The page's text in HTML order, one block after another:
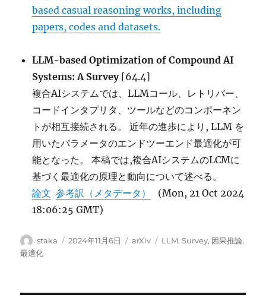
based casual reasoning works, including
papers, codes and datasets.
LLM-based Optimization of Compound AI
Systems: A Survey [64.4]
複合AIシステムでは、LLMコール、レトリバー、
コードインタプリタ、ツールなどのコンポーネン
トが相互接続される。 近年の進歩により, LLM を
用いたパラメータのエンドツーエンド最適化が可
能となった。 本稿では,複合AIシステムのLCMに
基づく最適化の原理と動向について述べる。
論文 参考訳（メタデータ）
(Mon, 21 Oct 2024
18:06:25 GMT)
投
稿
staka
投
2024年11月6日
カ
arXiv
タ
LLM,Survey, 因果推論,
最適化